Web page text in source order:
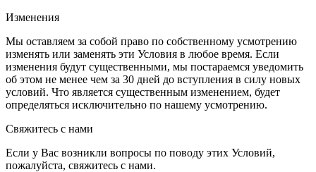
Изменения
Мы оставляем за собой право по собственному усмотрению
изменять или заменять эти Условия в любое время. Если
изменения будут существенными, мы постараемся уведомить
об этом не менее чем за 30 дней до вступления в силу новых
условий. Что является существенным изменением, будет
определяться исключительно по нашему усмотрению.
Свяжитесь с нами
Если у Вас возникли вопросы по поводу этих Условий,
пожалуйста, свяжитесь с нами.